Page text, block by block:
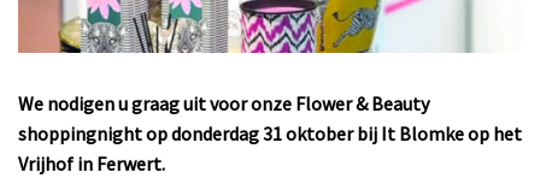
We nodigen u graag uit voor onze Flower & Beauty
shoppingnight op donderdag 31 oktober bij It Blomke op het
Vrijhof in Ferwert.